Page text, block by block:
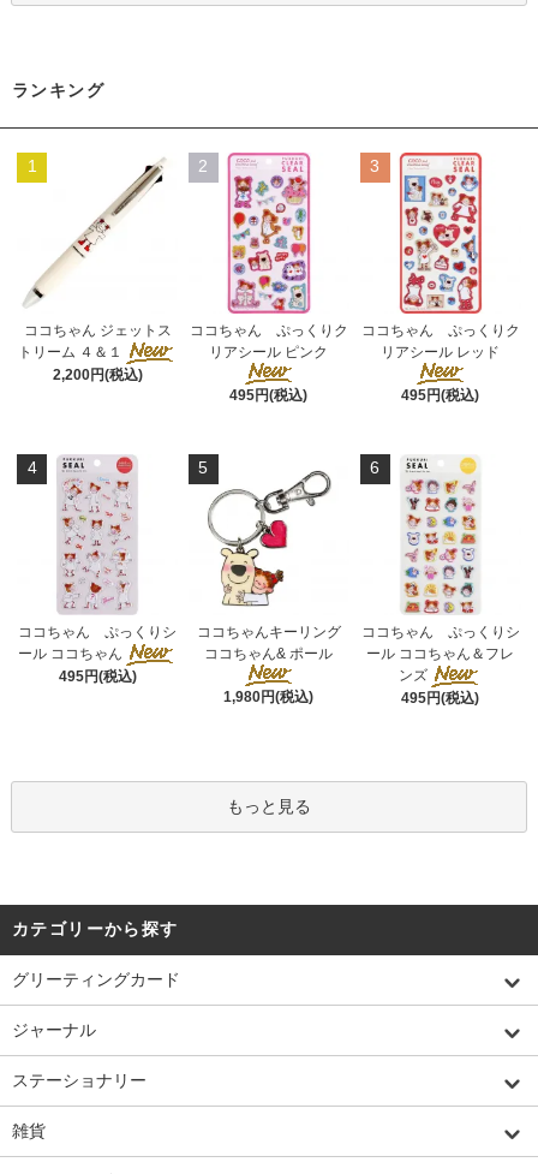
ランキング
1
ココちゃん ジェットス
トリーム ４＆１
2,200円(税込)
2
ココちゃん ぷっくりク
リアシール ピンク
495円(税込)
3
ココちゃん ぷっくりク
リアシール レッド
495円(税込)
4
ココちゃん ぷっくりシ
ール ココちゃん
495円(税込)
5
ココちゃんキーリング
ココちゃん& ポール
1,980円(税込)
6
ココちゃん ぷっくりシ
ール ココちゃん＆フレ
ンズ
495円(税込)
もっと見る
カテゴリーから探す
グリーティングカード
ジャーナル
ステーショナリー
雑貨